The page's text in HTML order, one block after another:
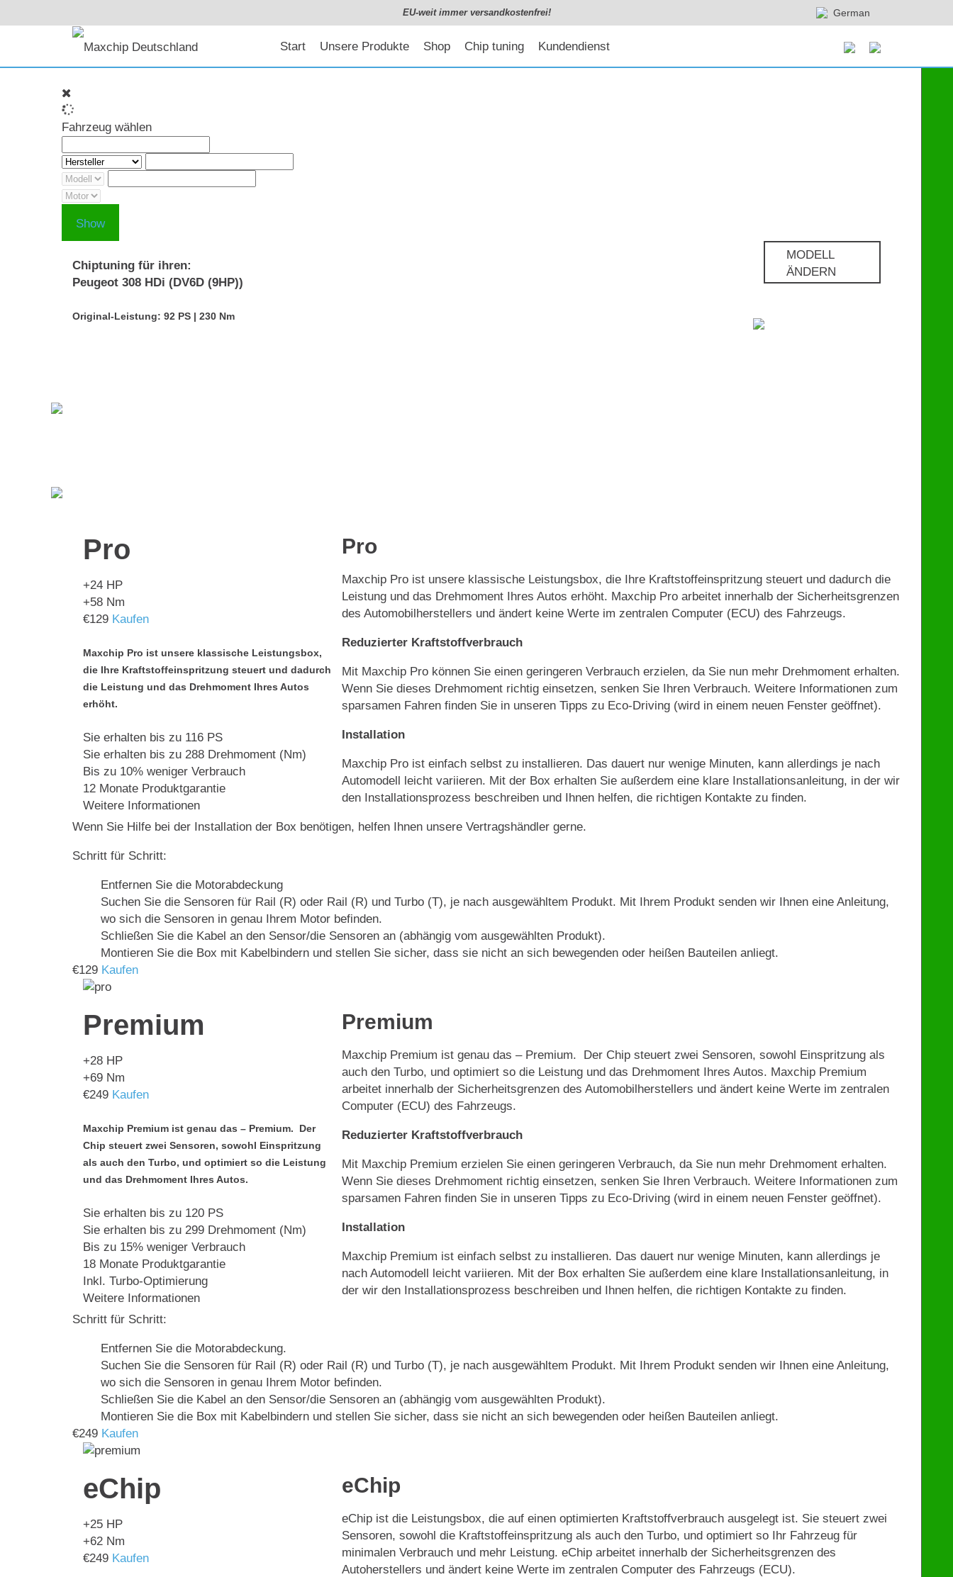
EU-weit immer versandkostenfrei! German
Start Unsere Produkte Shop Chip tuning Kundendienst
Fahrzeug wählen
Show
Chiptuning für ihren:
Peugeot 308 HDi (DV6D (9HP))
Original-Leistung: 92 PS | 230 Nm
MODELL
ÄNDERN
Pro
+24 HP
+58 Nm
€129 Kaufen
Maxchip Pro ist unsere klassische Leistungsbox,
die Ihre Kraftstoffeinspritzung steuert und dadurch
die Leistung und das Drehmoment Ihres Autos
erhöht.
Sie erhalten bis zu 116 PS
Sie erhalten bis zu 288 Drehmoment (Nm)
Bis zu 10% weniger Verbrauch
12 Monate Produktgarantie
Weitere Informationen
Pro
Maxchip Pro ist unsere klassische Leistungsbox, die Ihre Kraftstoffeinspritzung steuert und dadurch die
Leistung und das Drehmoment Ihres Autos erhöht. Maxchip Pro arbeitet innerhalb der Sicherheitsgrenzen
des Automobilherstellers und ändert keine Werte im zentralen Computer (ECU) des Fahrzeugs.
Reduzierter Kraftstoffverbrauch
Mit Maxchip Pro können Sie einen geringeren Verbrauch erzielen, da Sie nun mehr Drehmoment erhalten.
Wenn Sie dieses Drehmoment richtig einsetzen, senken Sie Ihren Verbrauch. Weitere Informationen zum
sparsamen Fahren finden Sie in unseren Tipps zu Eco-Driving (wird in einem neuen Fenster geöffnet).
Installation
Maxchip Pro ist einfach selbst zu installieren. Das dauert nur wenige Minuten, kann allerdings je nach
Automodell leicht variieren. Mit der Box erhalten Sie außerdem eine klare Installationsanleitung, in der wir
den Installationsprozess beschreiben und Ihnen helfen, die richtigen Kontakte zu finden.
Wenn Sie Hilfe bei der Installation der Box benötigen, helfen Ihnen unsere Vertragshändler gerne.
Schritt für Schritt:
Entfernen Sie die Motorabdeckung
Suchen Sie die Sensoren für Rail (R) oder Rail (R) und Turbo (T), je nach ausgewähltem Produkt. Mit Ihrem Produkt senden wir Ihnen eine Anleitung,
wo sich die Sensoren in genau Ihrem Motor befinden.
Schließen Sie die Kabel an den Sensor/die Sensoren an (abhängig vom ausgewählten Produkt).
Montieren Sie die Box mit Kabelbindern und stellen Sie sicher, dass sie nicht an sich bewegenden oder heißen Bauteilen anliegt.
€129 Kaufen
Premium
+28 HP
+69 Nm
€249 Kaufen
Maxchip Premium ist genau das – Premium. Der
Chip steuert zwei Sensoren, sowohl Einspritzung
als auch den Turbo, und optimiert so die Leistung
und das Drehmoment Ihres Autos.
Sie erhalten bis zu 120 PS
Sie erhalten bis zu 299 Drehmoment (Nm)
Bis zu 15% weniger Verbrauch
18 Monate Produktgarantie
Inkl. Turbo-Optimierung
Weitere Informationen
Premium
Maxchip Premium ist genau das – Premium. Der Chip steuert zwei Sensoren, sowohl Einspritzung als
auch den Turbo, und optimiert so die Leistung und das Drehmoment Ihres Autos. Maxchip Premium
arbeitet innerhalb der Sicherheitsgrenzen des Automobilherstellers und ändert keine Werte im zentralen
Computer (ECU) des Fahrzeugs.
Reduzierter Kraftstoffverbrauch
Mit Maxchip Premium erzielen Sie einen geringeren Verbrauch, da Sie nun mehr Drehmoment erhalten.
Wenn Sie dieses Drehmoment richtig einsetzen, senken Sie Ihren Verbrauch. Weitere Informationen zum
sparsamen Fahren finden Sie in unseren Tipps zu Eco-Driving (wird in einem neuen Fenster geöffnet).
Installation
Maxchip Premium ist einfach selbst zu installieren. Das dauert nur wenige Minuten, kann allerdings je
nach Automodell leicht variieren. Mit der Box erhalten Sie außerdem eine klare Installationsanleitung, in
der wir den Installationsprozess beschreiben und Ihnen helfen, die richtigen Kontakte zu finden.
Schritt für Schritt:
Entfernen Sie die Motorabdeckung.
Suchen Sie die Sensoren für Rail (R) oder Rail (R) und Turbo (T), je nach ausgewähltem Produkt. Mit Ihrem Produkt senden wir Ihnen eine Anleitung,
wo sich die Sensoren in genau Ihrem Motor befinden.
Schließen Sie die Kabel an den Sensor/die Sensoren an (abhängig vom ausgewählten Produkt).
Montieren Sie die Box mit Kabelbindern und stellen Sie sicher, dass sie nicht an sich bewegenden oder heißen Bauteilen anliegt.
€249 Kaufen
eChip
+25 HP
+62 Nm
€249 Kaufen
eChip
eChip ist die Leistungsbox, die auf einen optimierten Kraftstoffverbrauch ausgelegt ist. Sie steuert zwei
Sensoren, sowohl die Kraftstoffeinspritzung als auch den Turbo, und optimiert so Ihr Fahrzeug für
minimalen Verbrauch und mehr Leistung. eChip arbeitet innerhalb der Sicherheitsgrenzen des
Autoherstellers und ändert keine Werte im zentralen Computer des Fahrzeugs (ECU).